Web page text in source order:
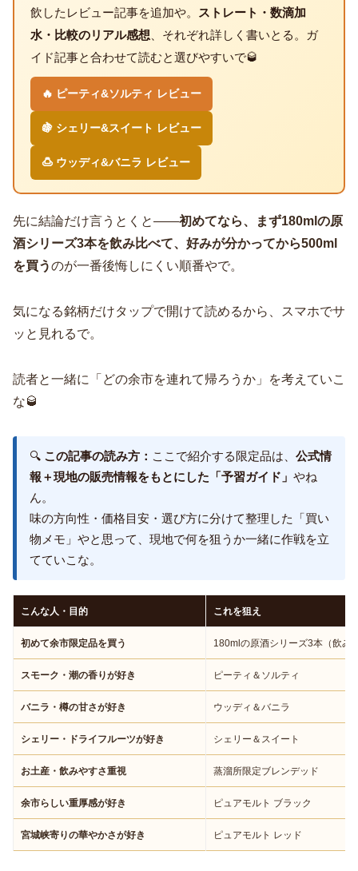
飲したレビュー記事を追加や。
ストレート・数滴加
水・比較のリアル感想 、それぞれ詳しく書いとる。ガ
イド記事と合わせて読むと選びやすいで🥃
🔥 ピーティ&ソルティ レビュー
🍇 シェリー&スイート レビュー
🍮 ウッディ&バニラ レビュー
先に結論だけ言うとくと——初めてなら、まず180mlの原
酒シリーズ3本を飲み比べて、好みが分かってから500ml
を買うのが一番後悔しにくい順番やで。
気になる銘柄だけタップで開けて読めるから、スマホでサ
ッと見れるで。
読者と一緒に「どの余市を連れて帰ろうか」を考えていこ
な🥃
🔍 この記事の読み方： ここで紹介する限定品は、 公式情
報＋現地の販売情報をもとにした「予習ガイド」 やね
ん。
味の方向性・価格目安・選び方に分けて整理した「買い
物メモ」やと思って、現地で何を狙うか一緒に作戦を立
てていこな。
こんな人・目的 これを狙え
初めて余市限定品を買う 180mlの原酒シリーズ3本（飲み
スモーク・潮の香りが好き ピーティ＆ソルティ
バニラ・樽の甘さが好き ウッディ＆バニラ
シェリー・ドライフルーツが好き シェリー＆スイート
お土産・飲みやすさ重視 蒸溜所限定ブレンデッド
余市らしい重厚感が好き ピュアモルト ブラック
宮城峡寄りの華やかさが好き ピュアモルト レッド